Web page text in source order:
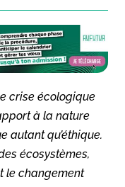
crise écologique
à la nature
autant qu’éthique.
écosystèmes,
le changement